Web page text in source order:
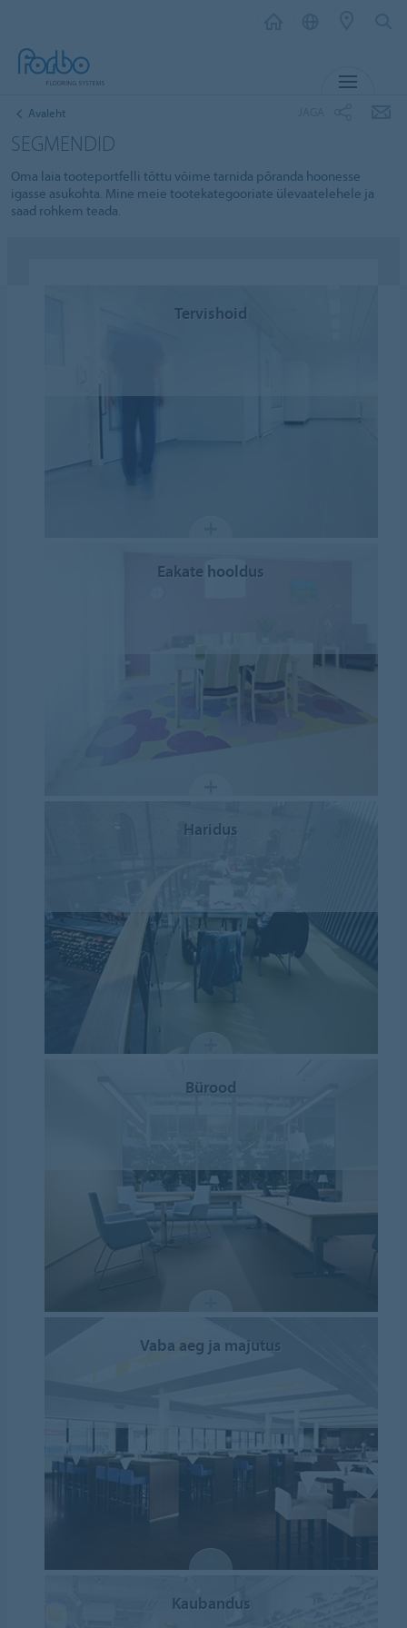
Avaleht
SEGMENDID
Oma laia tooteportfelli tõttu võime tarnida põranda hoonesse
igasse asukohta. Mine meie tootekategooriate ülevaatelehele ja
saad rohkem teada.
Tervishoid
Eakate hooldus
Haridus
Bürood
Vaba aeg ja majutus
Kaubandus